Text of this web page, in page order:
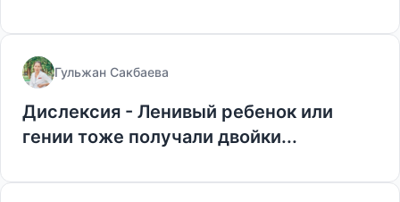
Гульжан Сакбаева
Дислексия - Ленивый ребенок или
гении тоже получали двойки...